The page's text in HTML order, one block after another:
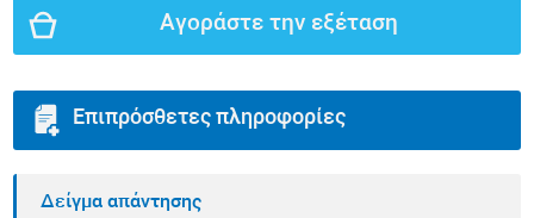
Αγοράστε την εξέταση
Επιπρόσθετες πληροφορίες
Δείγμα απάντησης